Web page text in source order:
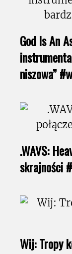
God Is An
niszowa”
.WAVS:
skrajności
Wij: Tropy